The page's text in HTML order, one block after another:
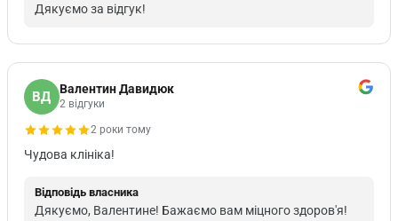
Дякуємо за відгук!
ВД Валентин Давидюк
2 відгуки
2 роки тому
Чудова клініка!
Відповідь власника
Дякуємо, Валентине! Бажаємо вам міцного здоров'я!